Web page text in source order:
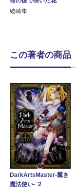
綾崎隼
この著者の商品
DarkArtsMaster-黶き
魔法使い- ２